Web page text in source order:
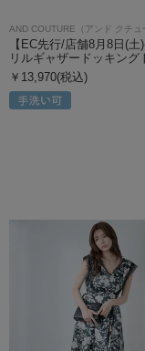
AND COUTURE（アンド クチュ
【EC先行/店舗8月8日(土
リルギャザードッキング
￥13,970(税込)